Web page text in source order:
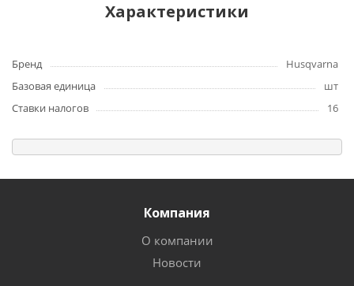
Характеристики
Бренд
Husqvarna
Базовая единица
шт
Ставки налогов
16
Компания
О компании
Новости